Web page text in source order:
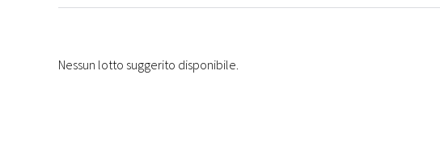
Nessun lotto suggerito disponibile.